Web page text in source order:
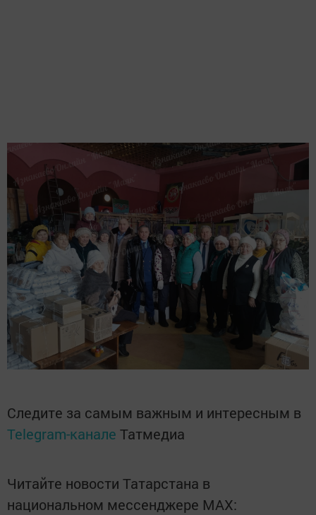
Следите за самым важным и интересным в
Telegram-канале Татмедиа
Читайте новости Татарстана в
национальном мессенджере MАХ: